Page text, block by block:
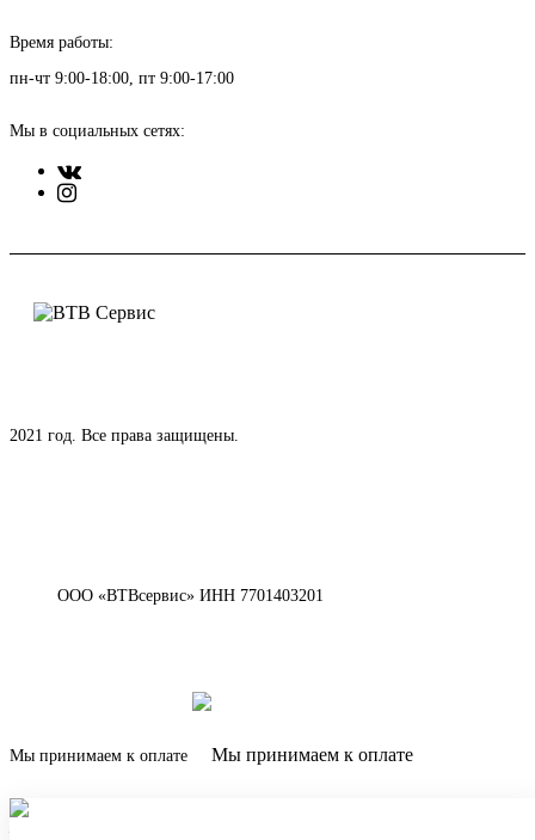
Время работы:
пн-чт 9:00-18:00, пт 9:00-17:00
Мы в социальных сетях:
2021 год. Все права защищены.
ООО «ВТВсервис» ИНН 7701403201
Мы принимаем к оплате